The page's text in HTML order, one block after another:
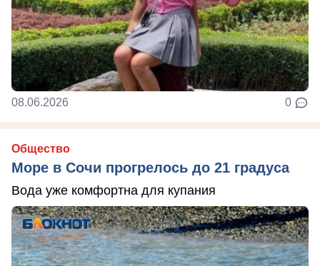
08.06.2026 0
Общество
Море в Сочи прогрелось до 21 градуса
Вода уже комфортна для купания